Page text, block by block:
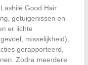
Good Hair
getuigenissen en
er lichte
misselijkheid),
gerapporteerd,
Zodra meerdere